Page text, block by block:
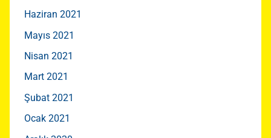
Haziran 2021
Mayıs 2021
Nisan 2021
Mart 2021
Şubat 2021
Ocak 2021